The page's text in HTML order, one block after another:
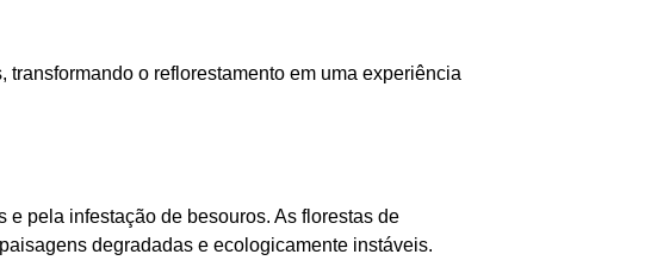
o reflorestamento em uma experiência
e pela infestação de besouros. As florestas de
degradadas e ecologicamente instáveis.